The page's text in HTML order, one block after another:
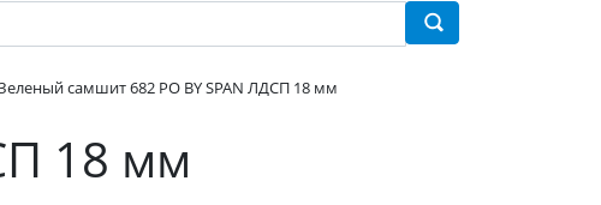
самшит 682 PO BY SPAN ЛДСП 18 мм
18 мм